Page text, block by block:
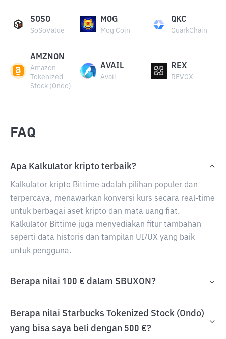
SOSO
SoSoValue
MOG
Mog Coin
QKC
QuarkChain
AMZNON
Amazon
Tokenized
Stock (Ondo)
AVAIL
Avail
REX
REVOX
FAQ
Apa Kalkulator kripto terbaik?
Kalkulator kripto Bittime adalah pilihan populer dan
terpercaya, menawarkan konversi kurs secara real-time
untuk berbagai aset kripto dan mata uang fiat.
Kalkulator Bittime juga menyediakan fitur tambahan
seperti data historis dan tampilan UI/UX yang baik
untuk pengguna.
Berapa nilai 100 € dalam SBUXON?
Berapa nilai Starbucks Tokenized Stock (Ondo)
yang bisa saya beli dengan 500 €?